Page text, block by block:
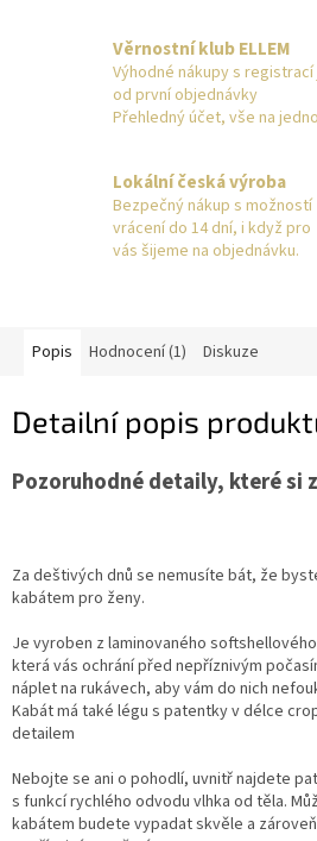
Věrnostní klub ELLEM
Výhodné nákupy s registrací
od první objednávky
Přehledný účet, vše na
Lokální česká výroba
Bezpečný nákup s možností
vrácení do 14 dní, i když pro
vás šijeme na objednávku.
Popis Hodnocení (1) Diskuze
Detailní popis
Pozoruhodné detaily, které si
Za deštivých dnů se nemusíte bát, že
kabátem pro ženy.
Je vyroben z laminovaného
která vás ochrání před nepříznivým
náplet na rukávech, aby vám do nich
Kabát má také légu s patentky v délce
detailem
Nebojte se ani o pohodlí, uvnitř najdete
s funkcí rychlého odvodu vlhka od těla.
kabátem budete vypadat skvěle a